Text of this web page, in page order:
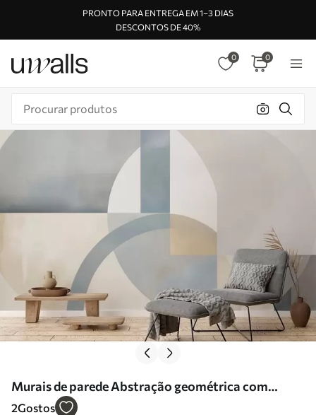
PRONTO PARA ENTREGA EM 1–3 DIAS
DESCONTOS DE 40%
0 0
Murais de parede Abstração geométrica com
imitação de textura Nr. w05778
2Gostos